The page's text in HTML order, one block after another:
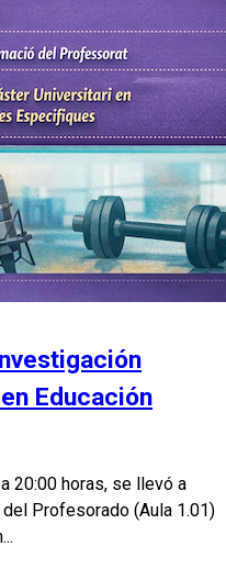
Educación
20:00 horas, se llevó a
Profesorado (Aula 1.01)